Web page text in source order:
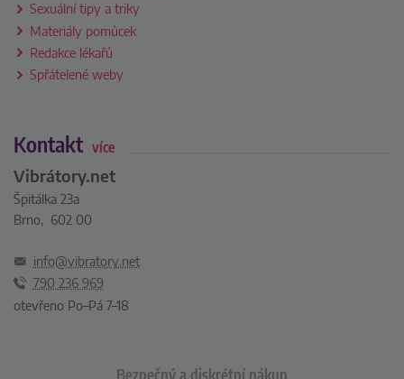
Sexuální tipy a triky
Materiály pomůcek
Redakce lékařů
Spřátelené weby
Kontakt více
Vibrátory.net
Špitálka 23a
Brno, 602 00
info@vibratory.net
790 236 969
otevřeno Po–Pá 7–18
Bezpečný a diskrétní nákup